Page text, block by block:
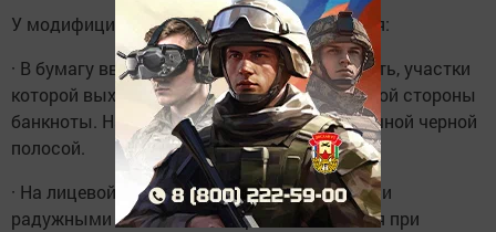
У модифицированных банкнот есть отличия:
· В бумагу введена ныряющая защитная нить, участки
которой выходят на поверхность с оборотной стороны
банкноты. На просвет нить выглядит сплошной черной
полосой.
· На лицевой стороне есть поле со скрытыми
радужными полосами, которые появляются при